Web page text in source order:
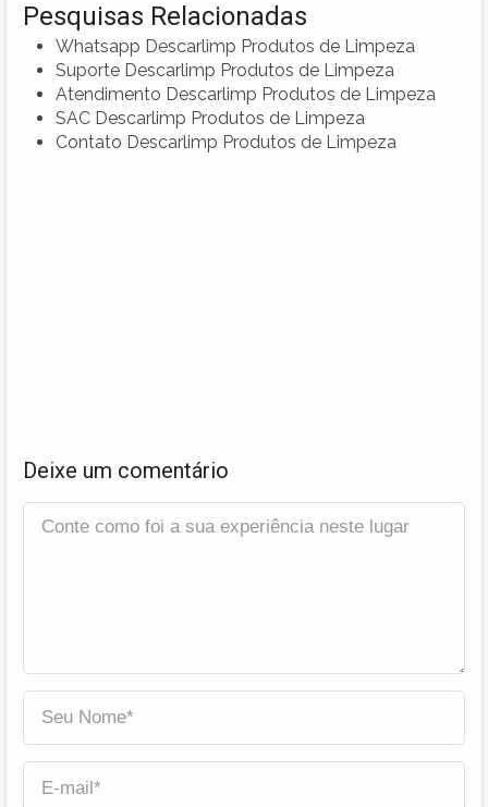
Pesquisas Relacionadas
Whatsapp Descarlimp Produtos de Limpeza
Suporte Descarlimp Produtos de Limpeza
Atendimento Descarlimp Produtos de Limpeza
SAC Descarlimp Produtos de Limpeza
Contato Descarlimp Produtos de Limpeza
Deixe um comentário